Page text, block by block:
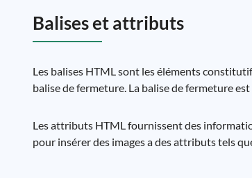
Balises et attributs
Les balises HTML sont les éléments
balise de fermeture. La balise de fermeture
Les attributs HTML fournissent des
pour insérer des images a des attributs tels